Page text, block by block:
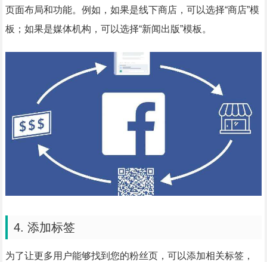
页面布局和功能。例如，如果是线下商店，可以选择“商店”模
板；如果是媒体机构，可以选择“新闻出版”模板。
4. 添加标签
为了让更多用户能够找到您的粉丝页，可以添加相关标签，